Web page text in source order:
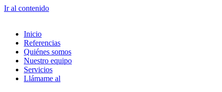
Ir al contenido
Inicio
Referencias
Quiénes somos
Nuestro equipo
Servicios
Llámame al